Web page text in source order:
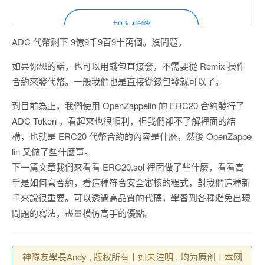
ADC 代幣剩下 9億9千9百9十萬個。沒問題。
如果你想的話，也可以用錢包直接發，不需要從 Remix 操作
合約來發代幣。一般我們也是直接從錢包發就可以了。
到目前為止，我們使用 OpenZappelin 的 ERC20 合約發行了
ADC Token ，看起來也很順利，但我們卻不了解裡面的結
構，也就是 ERC20 代幣合約的內容是什麼，然後 OpenZappe
lin 又做了些什麼事。
下一篇文章我們來看看 ERC20.sol 裡面做了些什麼，看看高
手是如何寫合約，看這種符合安全審核的程式，對我們這種新
手來說很重要。可以透過高品質的代碼，學習到各種避免出現
問題的寫法，盡量模仿高手的優點。
神隊友學長Andy , 版权所有丨如未注明 , 均为原创丨本网